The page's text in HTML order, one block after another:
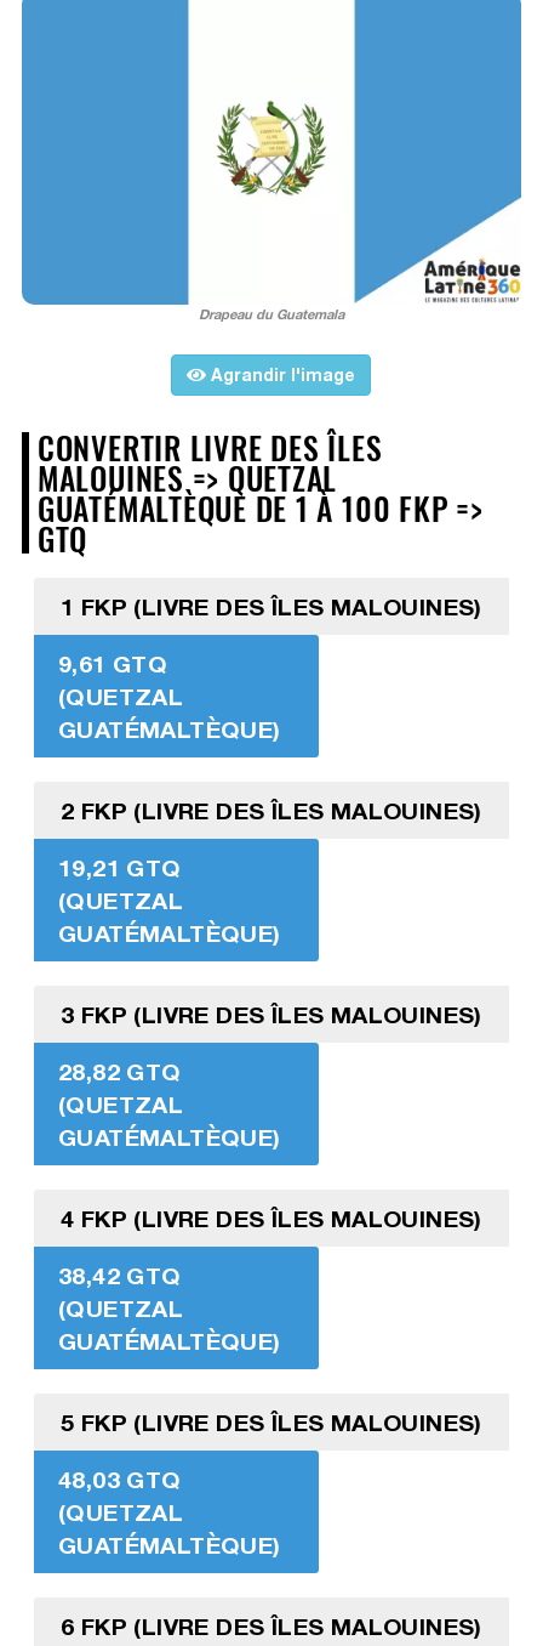
Drapeau du Guatemala
Agrandir l'image
CONVERTIR LIVRE DES ÎLES
MALOUINES => QUETZAL
GUATÉMALTÈQUE DE 1 À 100 FKP =>
GTQ
1 FKP (LIVRE DES ÎLES MALOUINES)
9,61 GTQ
(QUETZAL
GUATÉMALTÈQUE)
2 FKP (LIVRE DES ÎLES MALOUINES)
19,21 GTQ
(QUETZAL
GUATÉMALTÈQUE)
3 FKP (LIVRE DES ÎLES MALOUINES)
28,82 GTQ
(QUETZAL
GUATÉMALTÈQUE)
4 FKP (LIVRE DES ÎLES MALOUINES)
38,42 GTQ
(QUETZAL
GUATÉMALTÈQUE)
5 FKP (LIVRE DES ÎLES MALOUINES)
48,03 GTQ
(QUETZAL
GUATÉMALTÈQUE)
6 FKP (LIVRE DES ÎLES MALOUINES)